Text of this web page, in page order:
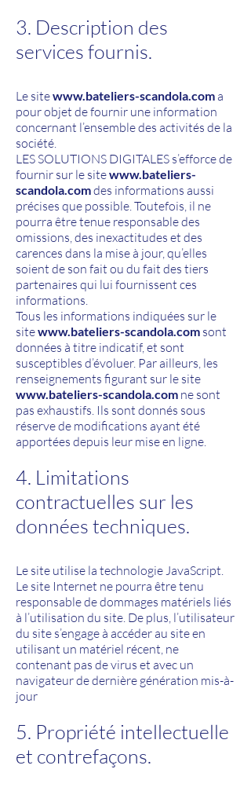
3. Description des
services fournis.
Le sitewww.bateliers-scandola.com a
pour objet de fournir une information
concernant l’ensemble des activités de la
société.
LES SOLUTIONS DIGITALES s’efforce de
fournir sur le sitewww.bateliers-
scandola.comdes informations aussi
précises que possible. Toutefois, il ne
pourra être tenue responsable des
omissions, des inexactitudes et des
carences dans la mise à jour, qu’elles
soient de son fait ou du fait des tiers
partenaires qui lui fournissent ces
informations.
Tous les informations indiquées sur le
sitewww.bateliers-scandola.com sont
données à titre indicatif, et sont
susceptibles d’évoluer. Par ailleurs, les
renseignements figurant sur le site
www.bateliers-scandola.com ne sont
pas exhaustifs. Ils sont donnés sous
réserve de modifications ayant été
apportées depuis leur mise en ligne.
4. Limitations
contractuelles sur les
données techniques.
Le site utilise la technologie JavaScript.
Le site Internet ne pourra être tenu
responsable de dommages matériels liés
à l’utilisation du site. De plus, l’utilisateur
du site s’engage à accéder au site en
utilisant un matériel récent, ne
contenant pas de virus et avec un
navigateur de dernière génération mis-à-
jour
5. Propriété intellectuelle
et contrefaçons.